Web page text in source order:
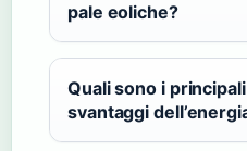
pale eoliche?
Quali sono i
svantaggi